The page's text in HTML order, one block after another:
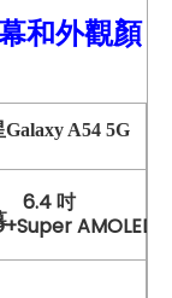
和外觀顏
Galaxy A54 5G
6.4 吋
AMOLED